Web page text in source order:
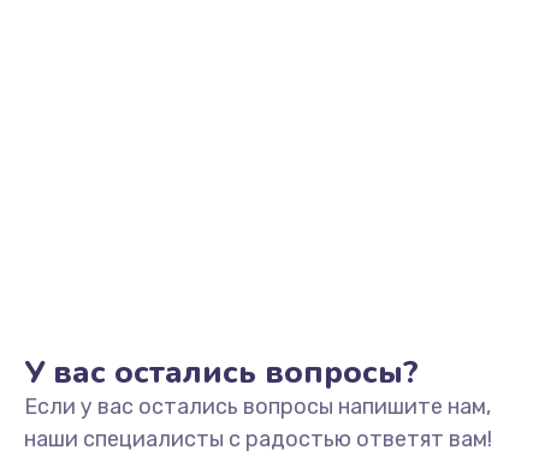
Замена/Pемонт карбюратора
1300 руб.
У вас остались вопросы?
Если у вас остались вопросы напишите нам,
наши специалисты с радостью ответят вам!